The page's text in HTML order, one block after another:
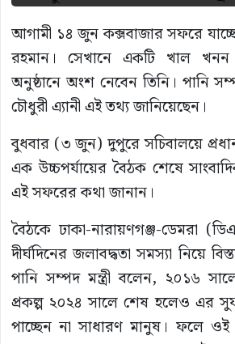
আগামী ১৪ জুন কক্সবাজার সফরে
রহমান। সেখানে একটি খাল খনন
অনুষ্ঠানে অংশ নেবেন তিনি। পানি
চৌধুরী এ্যানী এই তথ্য জানিয়েছেন।
বুধবার (৩ জুন) দুপুরে সচিবালয়ে
এক উচ্চপর্যায়ের বৈঠক শেষে
এই সফরের কথা জানান।
বৈঠকে ঢাকা-নারায়ণগঞ্জ-ডেমরা
দীর্ঘদিনের জলাবদ্ধতা সমস্যা নিয়ে
পানি সম্পদ মন্ত্রী বলেন, ২০১৬
প্রকল্প ২০২৪ সালে শেষ হলেও এর
পাচ্ছেন না সাধারণ মানুষ। ফলে ওই